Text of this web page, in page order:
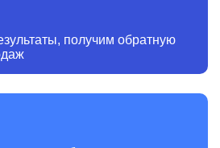
получим обратную